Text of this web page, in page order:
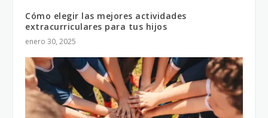
Cómo elegir las mejores actividades
extracurriculares para tus hijos
enero 30, 2025